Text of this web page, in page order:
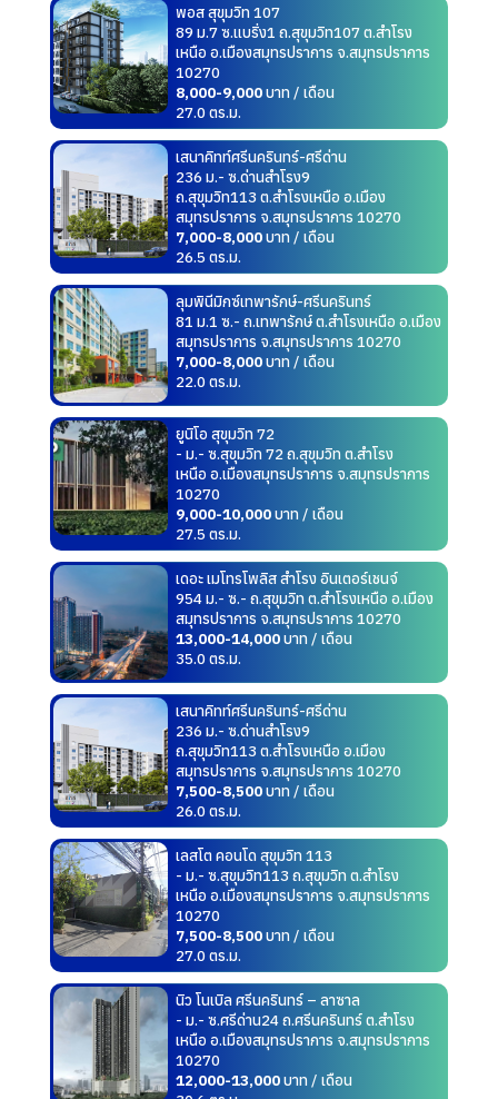
พอส สุขุมวิท 107
89 ม.7 ซ.แบริ่ง1 ถ.สุขุมวิท107 ต.สำโรง
เหนือ อ.เมืองสมุทรปราการ จ.สมุทรปราการ
10270
8,000-9,000บาท / เดือน
27.0 ตร.ม.
เสนาคิทท์ศรีนครินทร์-ศรีด่าน
236 ม.- ซ.ด่านสำโรง9
ถ.สุขุมวิท113 ต.สำโรงเหนือ อ.เมือง
สมุทรปราการ จ.สมุทรปราการ 10270
7,000-8,000บาท / เดือน
26.5 ตร.ม.
ลุมพินีมิกซ์เทพารักษ์-ศรีนครินทร์
81 ม.1 ซ.- ถ.เทพารักษ์ ต.สำโรงเหนือ อ.เมือง
สมุทรปราการ จ.สมุทรปราการ 10270
7,000-8,000บาท / เดือน
22.0 ตร.ม.
ยูนิโอ สุขุมวิท 72
- ม.- ซ.สุขุมวิท 72 ถ.สุขุมวิท ต.สำโรง
เหนือ อ.เมืองสมุทรปราการ จ.สมุทรปราการ
10270
9,000-10,000บาท / เดือน
27.5 ตร.ม.
เดอะ เมโทรโพลิส สำโรง อินเตอร์เชนจ์
954 ม.- ซ.- ถ.สุขุมวิท ต.สำโรงเหนือ อ.เมือง
สมุทรปราการ จ.สมุทรปราการ 10270
13,000-14,000บาท / เดือน
35.0 ตร.ม.
เสนาคิทท์ศรีนครินทร์-ศรีด่าน
236 ม.- ซ.ด่านสำโรง9
ถ.สุขุมวิท113 ต.สำโรงเหนือ อ.เมือง
สมุทรปราการ จ.สมุทรปราการ 10270
7,500-8,500บาท / เดือน
26.0 ตร.ม.
เลสโต คอนโด สุขุมวิท 113
- ม.- ซ.สุขุมวิท113 ถ.สุขุมวิท ต.สำโรง
เหนือ อ.เมืองสมุทรปราการ จ.สมุทรปราการ
10270
7,500-8,500บาท / เดือน
27.0 ตร.ม.
นิว โนเบิล ศรีนครินทร์ – ลาซาล
- ม.- ซ.ศรีด่าน24 ถ.ศรีนครินทร์ ต.สำโรง
เหนือ อ.เมืองสมุทรปราการ จ.สมุทรปราการ
10270
12,000-13,000บาท / เดือน